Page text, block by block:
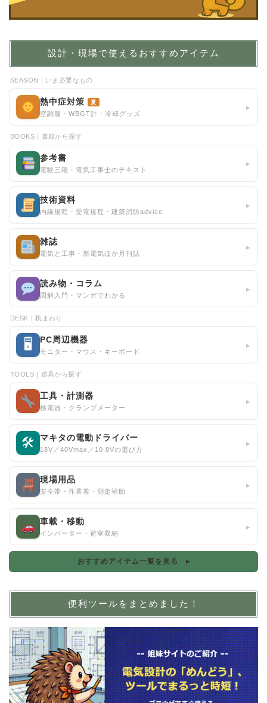
設計・現場で使えるおすすめアイテム
SEASON｜いま必要なもの
熱中症対策 夏
空調服・WBGT計・冷却グッズ
▸
BOOKS｜書籍から探す
参考書
電験三種・電気工事士のテキスト
▸
技術資料
内線規程・受電規程・建築消防advice
▸
雑誌
電気と工事・新電気ほか月刊誌
▸
読み物・コラム
図解入門・マンガでわかる
▸
DESK｜机まわり
🖥 PC周辺機器
モニター・マウス・キーボード
▸
TOOLS｜道具から探す
工具・計測器
検電器・クランプメーター
▸
🛠 マキタの電動ドライバー
18V／40Vmax／10.8Vの選び方
▸
現場用品
安全帯・作業着・測定補助
▸
車載・移動
インバーター・荷室収納
▸
おすすめアイテム一覧を見る ▸
便利ツールをまとめました！